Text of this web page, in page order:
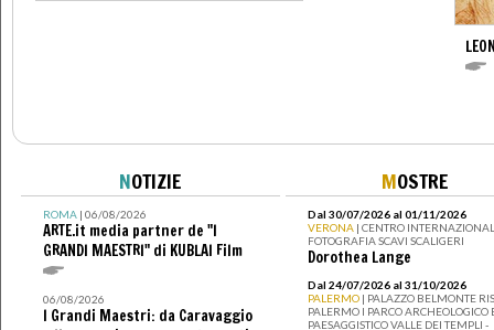
NOTIZIE
ROMA| 06/08/2026
ARTE.it media partner de "I
GRANDI MAESTRI" di KUBLAI Film
06/08/2026
I Grandi Maestri: da Caravaggio
MOSTRE
Dal 30/07/2026 al 01/11/2026
VERONA | CENTRO
FOTOGRAFIA SCAVI SCALIGERI
Dorothea Lange
Dal 24/07/2026 al 31/10/2026
PALERMO | PALAZZO BELMONTE
PALERMO I PARCO ARCHEOLOGICO
PAESAGGISTICO VALLE DEI TEMPLI -